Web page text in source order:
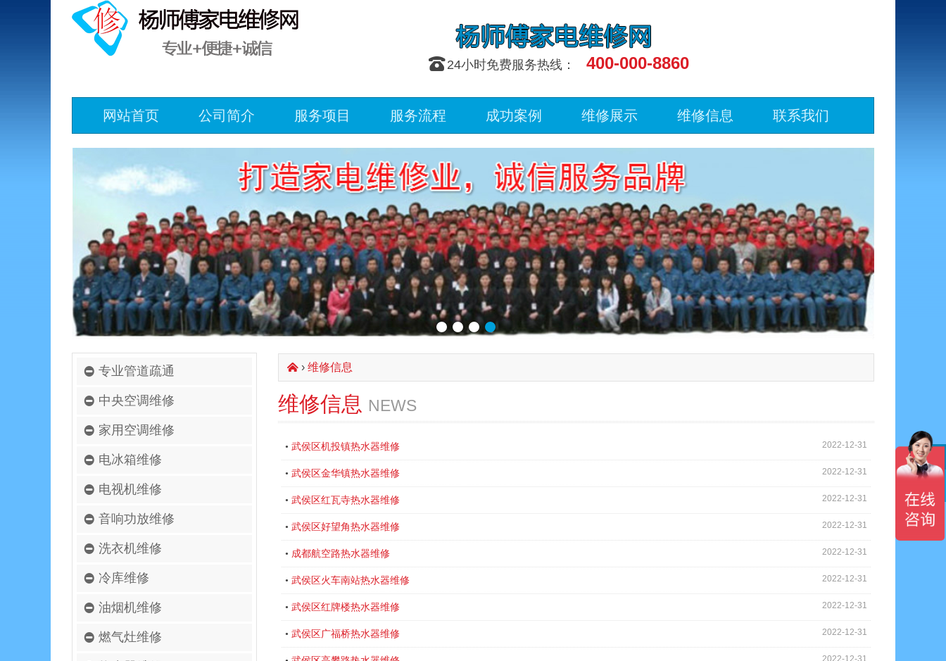
󰇯 24小时免费服务热线： 400-000-8860
网站首页 公司简介 服务项目 服务流程 成功案例 维修展示 维修信息 联系我们
专业管道疏通
中央空调维修
家用空调维修
电冰箱维修
电视机维修
音响功放维修
洗衣机维修
冷库维修
油烟机维修
燃气灶维修
󰄫› 维修信息
维修信息 NEWS
• 武侯区机投镇热水器维修 2022-12-31
• 武侯区金华镇热水器维修 2022-12-31
• 武侯区红瓦寺热水器维修 2022-12-31
• 武侯区好望角热水器维修 2022-12-31
• 成都航空路热水器维修 2022-12-31
• 武侯区火车南站热水器维修 2022-12-31
• 武侯区红牌楼热水器维修 2022-12-31
• 武侯区广福桥热水器维修 2022-12-31
2022-12-31